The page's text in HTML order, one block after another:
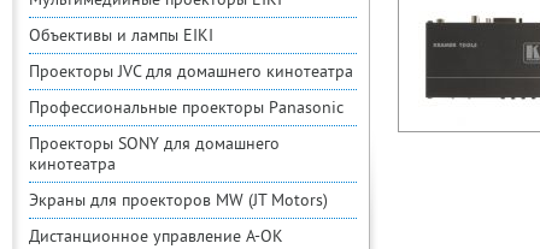
Объективы и лампы EIKI
Проекторы JVC для домашнего кинотеатра
Профессиональные проекторы Panasonic
Проекторы SONY для домашнего
кинотеатра
Экраны для проекторов MW (JT Motors)
Дистанционное управление A-OK